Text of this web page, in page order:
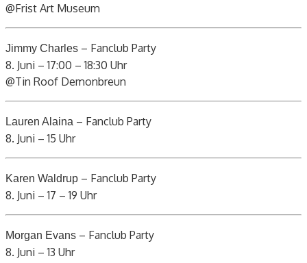
@Frist Art Museum
Jimmy Charles – Fanclub Party
8. Juni – 17:00 – 18:30 Uhr
@Tin Roof Demonbreun
Lauren Alaina – Fanclub Party
8. Juni – 15 Uhr
Karen Waldrup – Fanclub Party
8. Juni – 17 – 19 Uhr
Morgan Evans – Fanclub Party
8. Juni – 13 Uhr